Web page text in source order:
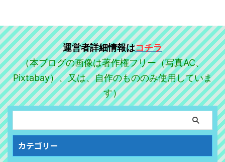
運営者詳細情報はコチラ
（本ブログの画像は著作権フリー（写真AC、
Pixtabay）、又は、自作のもののみ使用していま
す）
カテゴリー